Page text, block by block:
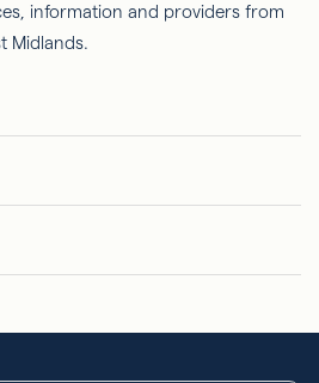
information and providers from
Midlands.